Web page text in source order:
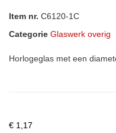
Item nr. C6120-1C
Categorie Glaswerk overig
Horlogeglas met een
€ 1,17